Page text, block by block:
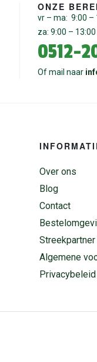
ONZE
vr – ma: 9:00 –
za: 9:00 – 13:00
0512-
Of mail naar
Over ons
Blog
Contact
Algemene
Privacybeleid